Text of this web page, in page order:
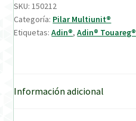
Verification Required
SKU:150212
Categoría: Pilar Multiunit®
Etiquetas:Adin®,Adin® Touareg®
Información adicional